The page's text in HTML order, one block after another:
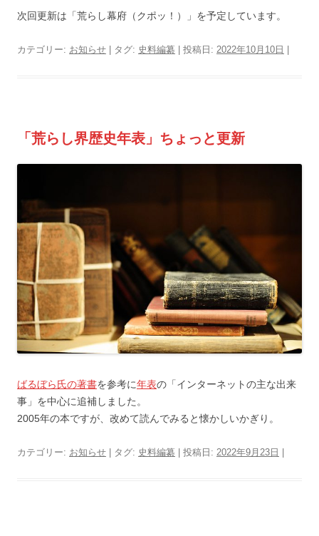
次回更新は「荒らし幕府（クポッ！）」を予定しています。
カテゴリー: お知らせ | タグ: 史料編纂 | 投稿日: 2022年10月10日
「荒らし界歴史年表」ちょっと更新
ばるぼら氏の著書を参考に年表の「インターネットの主な出来
事」を中心に追補しました。
2005年の本ですが、改めて読んでみると懐かしいかぎり。
カテゴリー: お知らせ | タグ: 史料編纂 | 投稿日: 2022年9月23日